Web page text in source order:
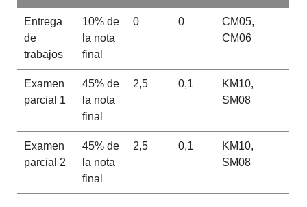
Entrega
de
trabajos
10% de
la nota
final
0 0
CM05,
CM06
Examen
parcial 1
45% de
la nota
final
2,5 0,1
KM10,
SM08
Examen
parcial 2
45% de
la nota
final
2,5 0,1
KM10,
SM08